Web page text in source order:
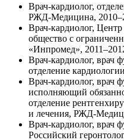
Врач-кардиолог,
РЖД-Медицина,
Врач-кардиолог, Центр
общество с
«Инпромед»,
Врач-кардиолог, врач
отделение
Врач-кардиолог, врач
исполняющий
отделение
и лечения, РЖД-
Врач-кардиолог, врач
Российский